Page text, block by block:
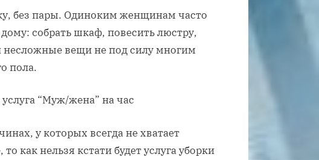
без пары. Одиноким женщинам часто
собрать шкаф, повесить люстру,
вещи не под силу многим
пола.
у которых всегда не хватает
как нельзя кстати будет услуга уборки